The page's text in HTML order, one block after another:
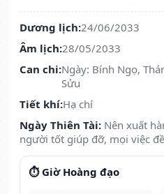
Dương lịch:24/06/2033
Âm lịch:28/05/2033
Can chi:Ngày: Bính Ngọ,
Sửu
Tiết khí:Hạ chí
Ngày Thiên Tài: Nên xuất
người tốt giúp đỡ, mọi việc
⏱️ Giờ Hoàng đạo